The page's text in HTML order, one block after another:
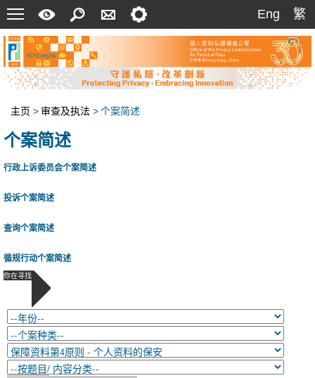
菜
单
速
指
南
索
络
我
定
Eng
繁
繁
主页 > 审查及执法 >个案简述
个案简述
行政上诉委员会个案简述
投诉个案简述
查询个案简述
循规行动个案简述
你在寻找